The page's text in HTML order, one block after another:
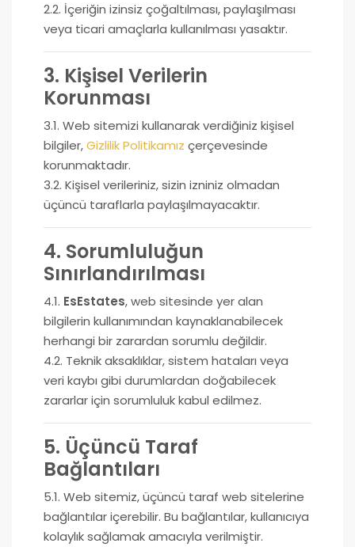
2.2. İçeriğin izinsiz çoğaltılması, paylaşılması
veya ticari amaçlarla kullanılması yasaktır.
3. Kişisel Verilerin
Korunması
3.1. Web sitemizi kullanarak verdiğiniz kişisel
bilgiler,Gizlilik Politikamız çerçevesinde
korunmaktadır.
3.2. Kişisel verileriniz, sizin izniniz olmadan
üçüncü taraflarla paylaşılmayacaktır.
4. Sorumluluğun
Sınırlandırılması
4.1. EsEstates, web sitesinde yer alan
bilgilerin kullanımından kaynaklanabilecek
herhangi bir zarardan sorumlu değildir.
4.2. Teknik aksaklıklar, sistem hataları veya
veri kaybı gibi durumlardan doğabilecek
zararlar için sorumluluk kabul edilmez.
5. Üçüncü Taraf
Bağlantıları
5.1. Web sitemiz, üçüncü taraf web sitelerine
bağlantılar içerebilir. Bu bağlantılar, kullanıcıya
kolaylık sağlamak amacıyla verilmiştir.